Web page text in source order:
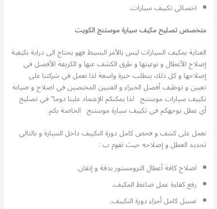
اخصائي تكييف سيارات.
متخصص تصليح مكيف سيارة موستنج الكويت
العناية بمكيف السيارات ليس بالأمر البسيط فهو يحتاج الى دراية بكيفية
إصلاح الأعطال و نوعيتها و طرق الكشف عنها و الكريقة الأفضل في
إصلاحها و كل ذلك يتطلب خبرة واسعة لذا نعمل في شركتنا على
تعيين و توظيف أفضل الخبراء و الفنيين المختصين في اصلاح و صيانة
تكييف سيارات موستنج لذا يمكنكم الإعتماد علينا دوما” في تصليح
أي عطل يوجهكم في تكييف سيارة موستنج الخاصة بكم.
نعمل على كشف و فحص كامل دورة التكييف داخل السيارة و بالتالي
تحديد العطل و إصلاحه حيث نقوم ب :
اصلاح كافة أعطال الترومستور بدقة و إتقان.
رفع كفاءة عمل ضاغط المكيف.
غسيل كامل أجزاء دورة التكييف.